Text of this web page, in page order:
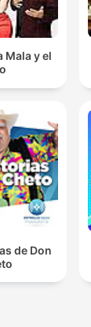
Mala y el
de Don